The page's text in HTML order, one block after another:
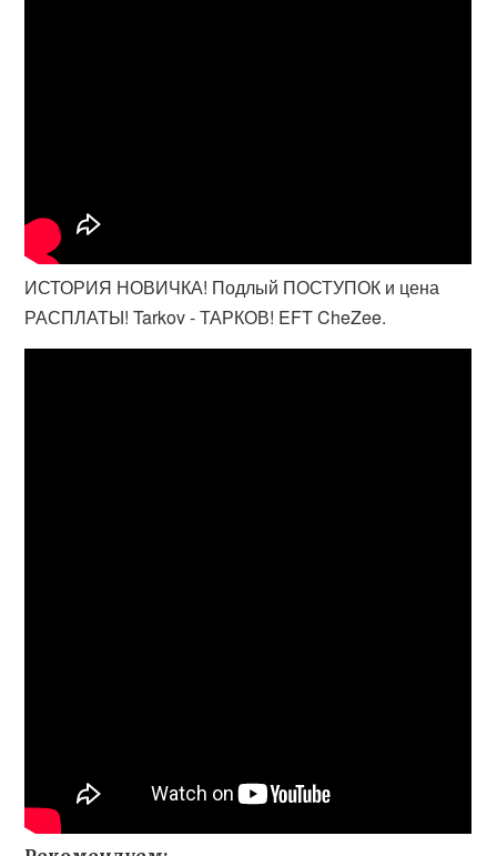
ИСТОРИЯ НОВИЧКА! Подлый ПОСТУПОК и цена
РАСПЛАТЫ! Tarkov - ТАРКОВ! EFT CheZee.